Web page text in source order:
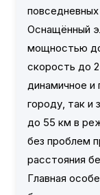
Оснащённый
мощностью
скорость до
динамичное и
городу, так и
до 55 км в
без проблем
расстояния
Главная